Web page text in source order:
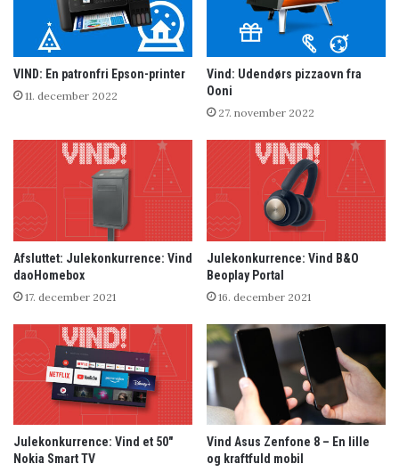
VIND: En patronfri Epson-printer
11. december 2022
Vind: Udendørs pizzaovn fra
Ooni
27. november 2022
Afsluttet: Julekonkurrence: Vind
daoHomebox
17. december 2021
Julekonkurrence: Vind B&O
Beoplay Portal
16. december 2021
Julekonkurrence: Vind et 50″
Nokia Smart TV
Vind Asus Zenfone 8 – En lille
og kraftfuld mobil